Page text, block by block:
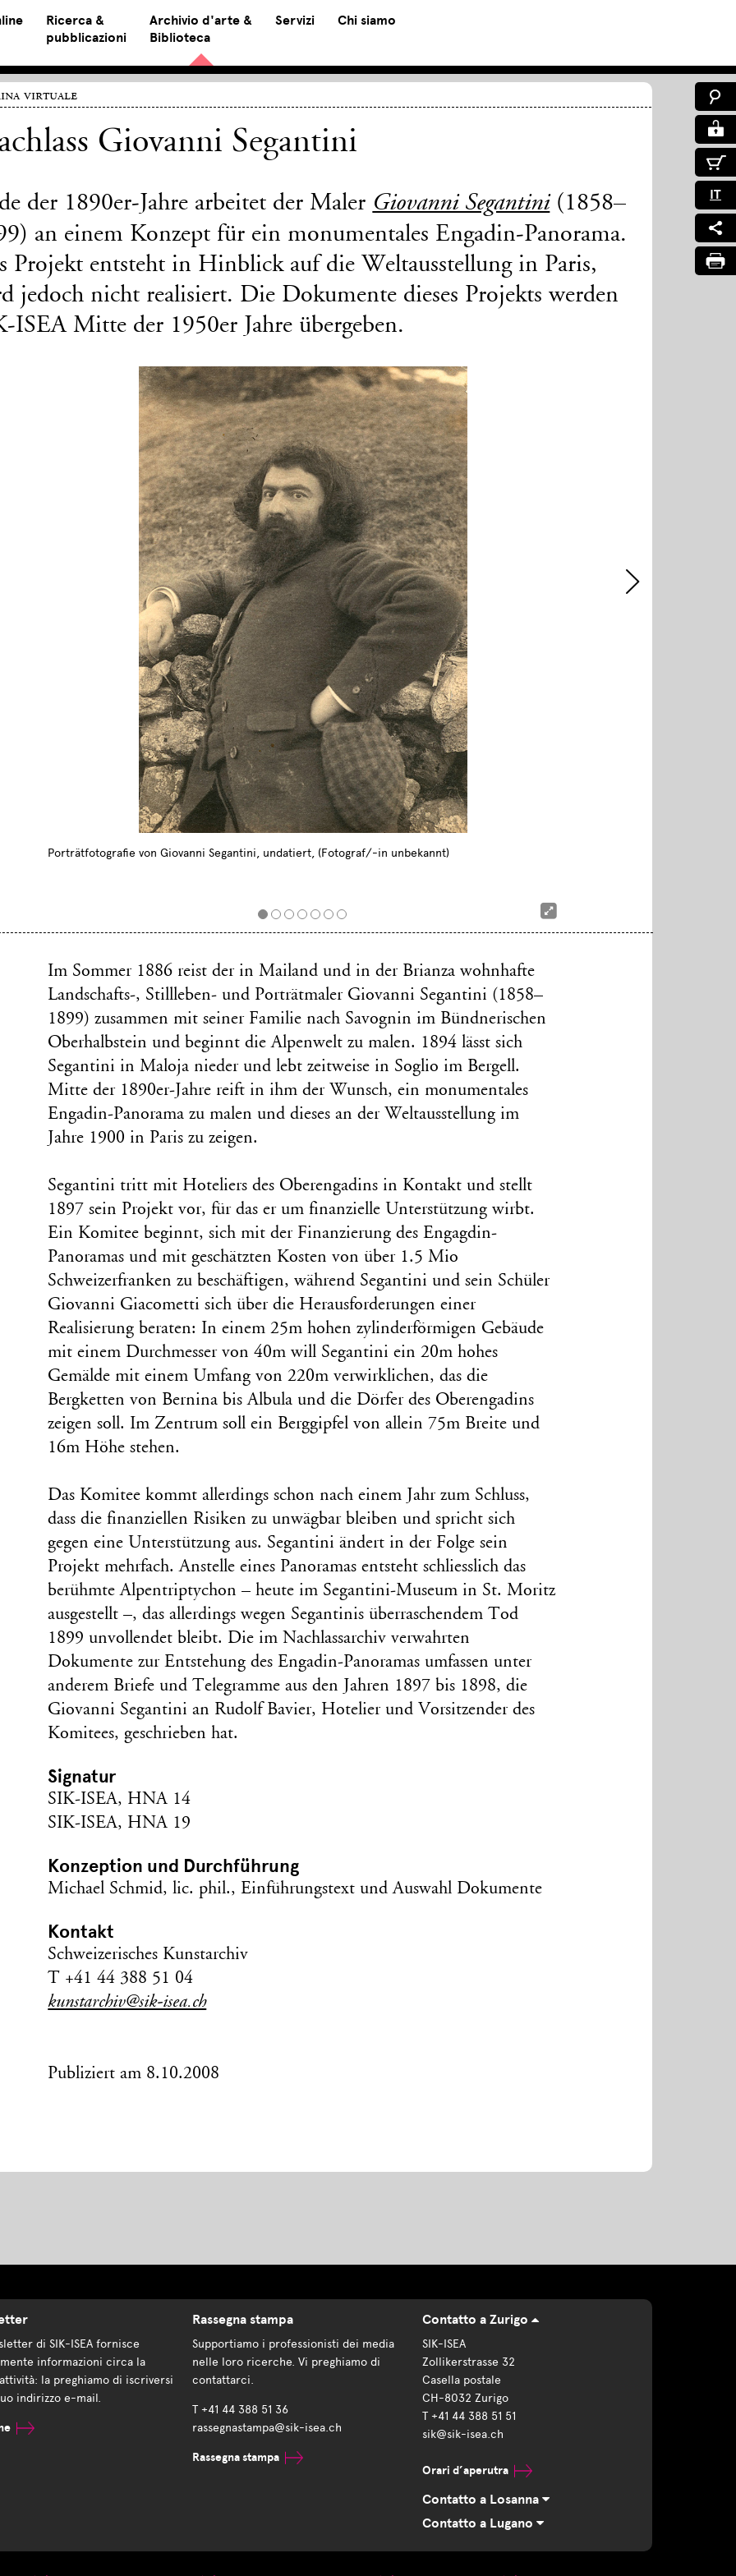
Ricerca &
pubblicazioni
Archivio d'arte &
Biblioteca
Servizi Chi siamo
IT
virtuale
Giovanni Segantini
der 1890er-Jahre arbeitet der Maler Giovanni Segantini(1858–
an einem Konzept für ein monumentales Engadin-Panorama.
Projekt entsteht in Hinblick auf die Weltausstellung in Paris,
jedoch nicht realisiert. Die Dokumente dieses Projekts werden
ISEA Mitte der 1950er Jahre übergeben.
Porträtfotografie von Giovanni Segantini, undatiert, (Fotograf/-in unbekannt)
Im Sommer 1886 reist der in Mailand und in der Brianza wohnhafte
Landschafts-, Stillleben- und Porträtmaler Giovanni Segantini (1858–
1899) zusammen mit seiner Familie nach Savognin im Bündnerischen
Oberhalbstein und beginnt die Alpenwelt zu malen. 1894 lässt sich
Segantini in Maloja nieder und lebt zeitweise in Soglio im Bergell.
Mitte der 1890er-Jahre reift in ihm der Wunsch, ein monumentales
Engadin-Panorama zu malen und dieses an der Weltausstellung im
Jahre 1900 in Paris zu zeigen.
Segantini tritt mit Hoteliers des Oberengadins in Kontakt und stellt
1897 sein Projekt vor, für das er um finanzielle Unterstützung wirbt.
Ein Komitee beginnt, sich mit der Finanzierung des Engagdin-
Panoramas und mit geschätzten Kosten von über 1.5 Mio
Schweizerfranken zu beschäftigen, während Segantini und sein Schüler
Giovanni Giacometti sich über die Herausforderungen einer
Realisierung beraten: In einem 25m hohen zylinderförmigen Gebäude
mit einem Durchmesser von 40m will Segantini ein 20m hohes
Gemälde mit einem Umfang von 220m verwirklichen, das die
Bergketten von Bernina bis Albula und die Dörfer des Oberengadins
zeigen soll. Im Zentrum soll ein Berggipfel von allein 75m Breite und
16m Höhe stehen.
Das Komitee kommt allerdings schon nach einem Jahr zum Schluss,
dass die finanziellen Risiken zu unwägbar bleiben und spricht sich
gegen eine Unterstützung aus. Segantini ändert in der Folge sein
Projekt mehrfach. Anstelle eines Panoramas entsteht schliesslich das
berühmte Alpentriptychon – heute im Segantini-Museum in St. Moritz
ausgestellt –, das allerdings wegen Segantinis überraschendem Tod
1899 unvollendet bleibt. Die im Nachlassarchiv verwahrten
Dokumente zur Entstehung des Engadin-Panoramas umfassen unter
anderem Briefe und Telegramme aus den Jahren 1897 bis 1898, die
Giovanni Segantini an Rudolf Bavier, Hotelier und Vorsitzender des
Komitees, geschrieben hat.
Signatur
SIK-ISEA, HNA 14
SIK-ISEA, HNA 19
Konzeption und Durchführung
Michael Schmid, lic. phil., Einführungstext und Auswahl Dokumente
Kontakt
Schweizerisches Kunstarchiv
T +41 44 388 51 04
kunstarchiv@sik-isea.ch
Publiziert am 8.10.2008
di SIK-ISEA fornisce
informazioni circa la
la preghiamo di iscriversi
indirizzo e-mail.
Rassegna stampa
Supportiamo i professionisti dei media
nelle loro ricerche. Vi preghiamo di
contattarci.
T +41 44 388 51 36
rassegnastampa@sik-isea.ch
Rassegna stampa
Contatto a Zurigo
SIK-ISEA
Zollikerstrasse 32
Casella postale
CH-8032 Zurigo
T +41 44 388 51 51
sik@sik-isea.ch
Orari d’aperutra
Contatto a Losanna
Contatto a Lugano